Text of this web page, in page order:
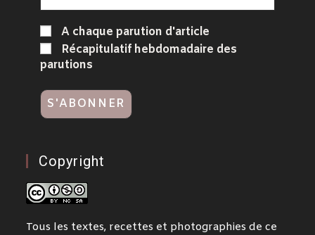
A chaque parution d'article
Récapitulatif hebdomadaire des
parutions
Copyright
Tous les textes, recettes et photographies de ce